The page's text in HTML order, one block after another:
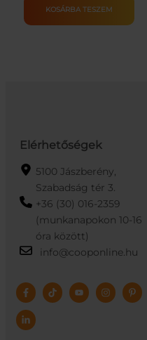
KOSÁRBA TESZEM
Elérhetőségek
5100 Jászberény,
Szabadság tér 3.
+36 (30) 016-2359
(munkanapokon 10-16
óra között)
info@cooponline.hu